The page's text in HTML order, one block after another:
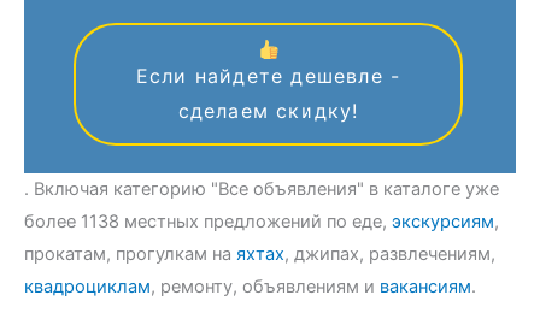
Если найдете дешевле -
сделаем скидку!
. Включая категорию "Все объявления" в каталоге уже
более 1138 местных предложений по еде, экскурсиям,
прокатам, прогулкам на яхтах, джипах, развлечениям,
квадроциклам, ремонту, объявлениям и вакансиям.